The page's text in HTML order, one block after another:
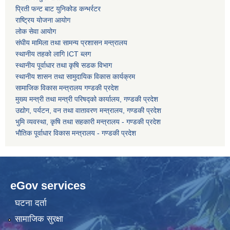
प्रिती फन्ट बाट युनिकोड कन्भर्रटर
राष्ट्रिय योजना आयोग
लोक सेवा आयोग
संघीय मामिला तथा सामन्य प्रशासन मन्त्रालय
स्थानीय तहको लागि ICT ब्लग
स्थानीय पूर्वाधार तथा कृषि सडक विभाग
स्थानीय शासन तथा सामुदायिक विकास कार्यक्रम
सामाजिक विकास मन्त्रालय गण्डकी प्रदेश
मुख्य मन्त्री तथा मन्त्री परिषद्को कार्यालय, गण्डकी प्रदेश
उद्योग, पर्यटन, वन तथा वातावरण मन्त्रालय, गण्डकी प्रदेश
भुमि व्यवस्था, कृषि तथा सहकारी मन्त्रालय - गण्डकी प्रदेश
भौतिक पूर्वाधार विकास मन्त्रालय - गण्डकी प्रदेश
eGov services
घटना दर्ता
सामाजिक सुरक्षा